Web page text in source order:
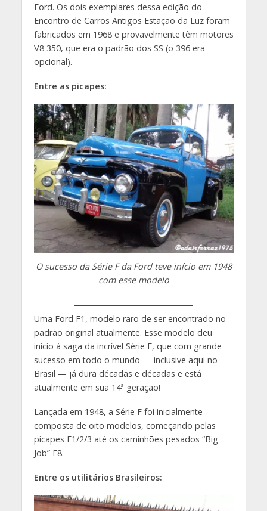
Ford. Os dois exemplares dessa edição do
Encontro de Carros Antigos Estação da Luz foram
fabricados em 1968 e provavelmente têm motores
V8 350, que era o padrão dos SS (o 396 era
opcional).
Entre as picapes:
O sucesso da Série F da Ford teve início em 1948
com esse modelo
Uma Ford F1, modelo raro de ser encontrado no
padrão original atualmente. Esse modelo deu
início à saga da incrível Série F, que com grande
sucesso em todo o mundo — inclusive aqui no
Brasil — já dura décadas e décadas e está
atualmente em sua 14ª geração!
Lançada em 1948, a Série F foi inicialmente
composta de oito modelos, começando pelas
picapes F1/2/3 até os caminhões pesados “Big
Job” F8.
Entre os utilitários Brasileiros: